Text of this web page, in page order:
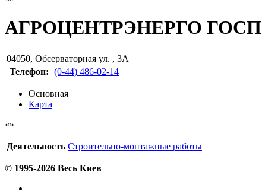
АГРОЦЕНТРЭНЕРГО ГОСП
04050, Обсерваторная ул. , 3А
Телефон: (0-44) 486-02-14
Основная
Карта
Деятельность Строительно-монтажные работы
© 1995-2026 Весь Киев